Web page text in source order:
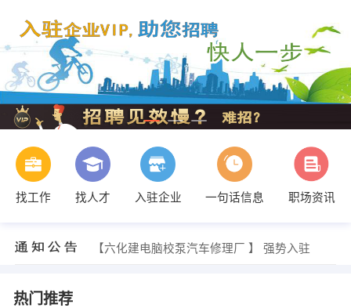
找工作 找人才 入驻企业 一句话信息
职场资讯
【六化建电脑校泵汽车修理厂 】 强势入驻
热门推荐